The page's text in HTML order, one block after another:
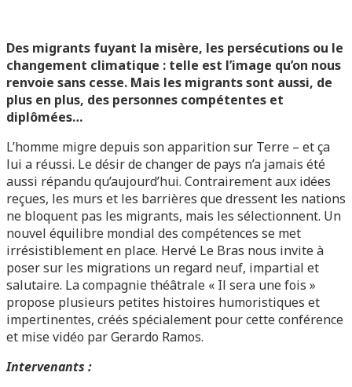
Des migrants fuyant la misère, les persécutions ou le
changement climatique : telle est l’image qu’on nous
renvoie sans cesse. Mais les migrants sont aussi, de
plus en plus, des personnes compétentes et
diplômées…
L’homme migre depuis son apparition sur Terre – et ça
lui a réussi. Le désir de changer de pays n’a jamais été
aussi répandu qu’aujourd’hui. Contrairement aux idées
reçues, les murs et les barrières que dressent les nations
ne bloquent pas les migrants, mais les sélectionnent. Un
nouvel équilibre mondial des compétences se met
irrésistiblement en place. Hervé Le Bras nous invite à
poser sur les migrations un regard neuf, impartial et
salutaire. La compagnie théâtrale « Il sera une fois »
propose plusieurs petites histoires humoristiques et
impertinentes, créés spécialement pour cette conférence
et mise vidéo par Gerardo Ramos.
Intervenants :